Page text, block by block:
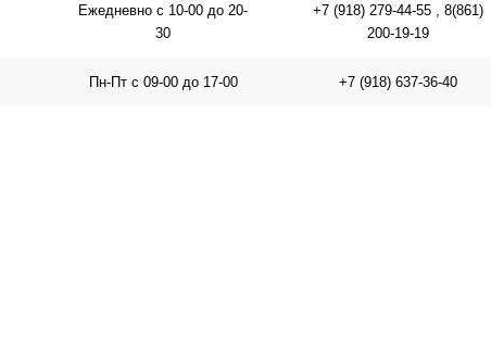
Ежедневно с 10-00 до 20-
30
+7 (918) 279-44-55 , 8(861)
200-19-19
Пн-Пт с 09-00 до 17-00 +7 (918) 637-36-40